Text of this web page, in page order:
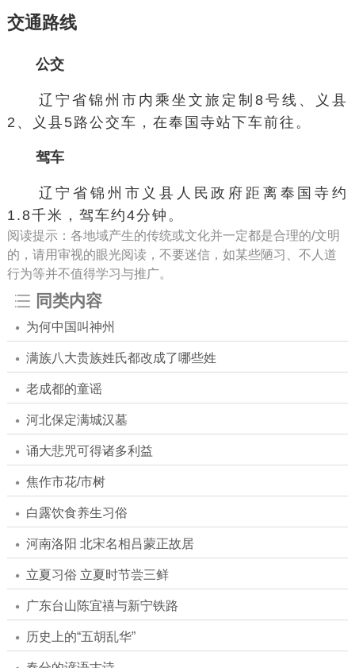
交通路线
公交
辽宁省锦州市内乘坐文旅定制8号线、义县
2、义县5路公交车，在奉国寺站下车前往。
驾车
辽宁省锦州市义县人民政府距离奉国寺约
1.8千米，驾车约4分钟。
阅读提示：各地域产生的传统或文化并一定都是合理的/文明
的，请用审视的眼光阅读，不要迷信，如某些陋习、不人道
行为等并不值得学习与推广。
同类内容
为何中国叫神州
满族八大贵族姓氏都改成了哪些姓
老成都的童谣
河北保定满城汉墓
诵大悲咒可得诸多利益
焦作市花/市树
白露饮食养生习俗
河南洛阳 北宋名相吕蒙正故居
立夏习俗 立夏时节尝三鲜
广东台山陈宜禧与新宁铁路
历史上的“五胡乱华”